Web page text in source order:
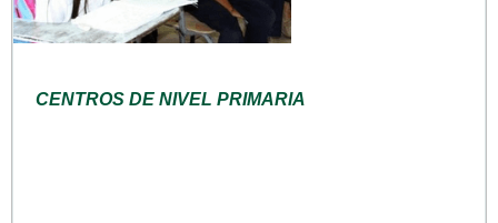
CENTROS DE NIVEL PRIMARIA